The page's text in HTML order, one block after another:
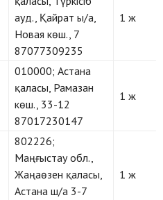
ауд., Қайрат ы/а,
Новая көш., 7
87077309235
1 ж
010000; Астана
қаласы, Рамазан
көш., 33-12
87017230147
1 ж
802226;
Маңғыстау обл.,
Жаңаөзен қаласы,
Астана ш/а 3-7
1 ж